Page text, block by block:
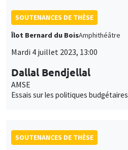
SOUTENANCES DE THÈSE
Îlot Bernard du BoisAmphithéâtre
Mardi 4 juillet 2023, 13:00
Dallal Bendjellal
AMSE
Essais sur les politiques budgétaires
SOUTENANCES DE THÈSE